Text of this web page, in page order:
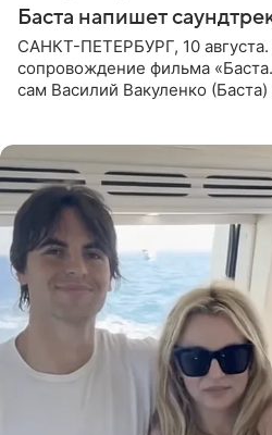
Баста напишет
САНКТ-ПЕТЕРБУРГ, 10
сопровождение фильма
сам Василий Вакуленко